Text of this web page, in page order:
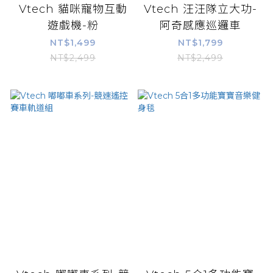
Vtech 貓咪寵物互動
遊戲機-粉
NT$1,499
NT$2,499
Vtech 汪汪隊立大功-
阿奇感應巡邏車
NT$1,799
NT$2,499